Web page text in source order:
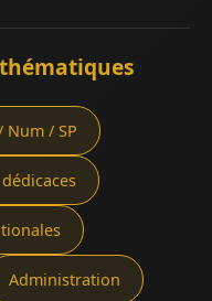
/ SP
Administration